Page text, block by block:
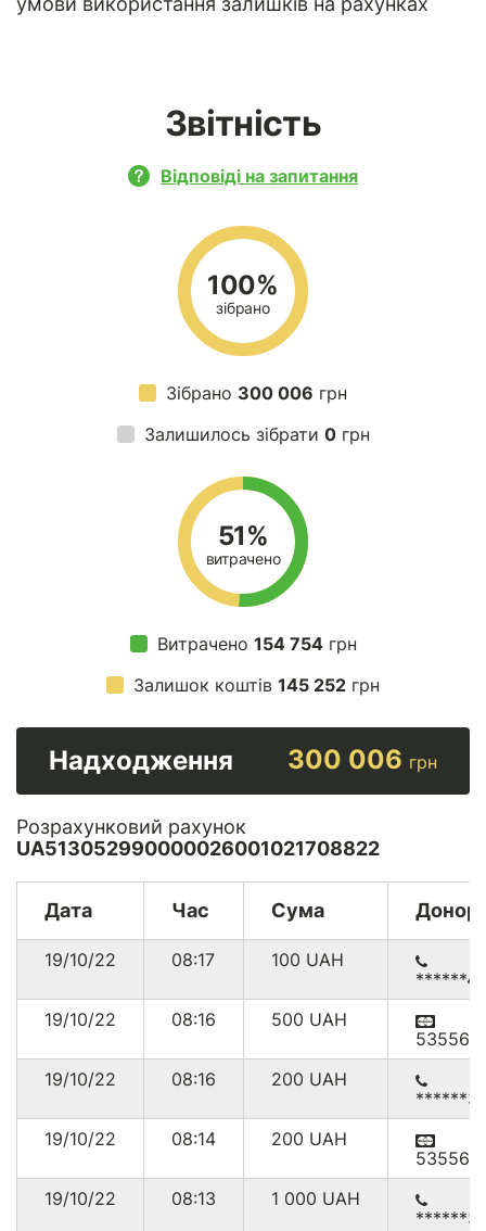
Звітність
Відповіді на запитання
100%
зібрано
Зібрано 300 006 грн
Залишилось зібрати 0грн
51%
витрачено
Витрачено 154 754грн
Залишок коштів 145 252 грн
Надходження 300 006 грн
Розрахунковий рахунок
UA513052990000026001021708822
Дата Час Сума Донор
19/10/22 08:17 100 UAH
19/10/22
08:16 500 UAH
19/10/22
08:16 200 UAH
19/10/22
08:14 200 UAH
19/10/22
08:13 1 000 UAH